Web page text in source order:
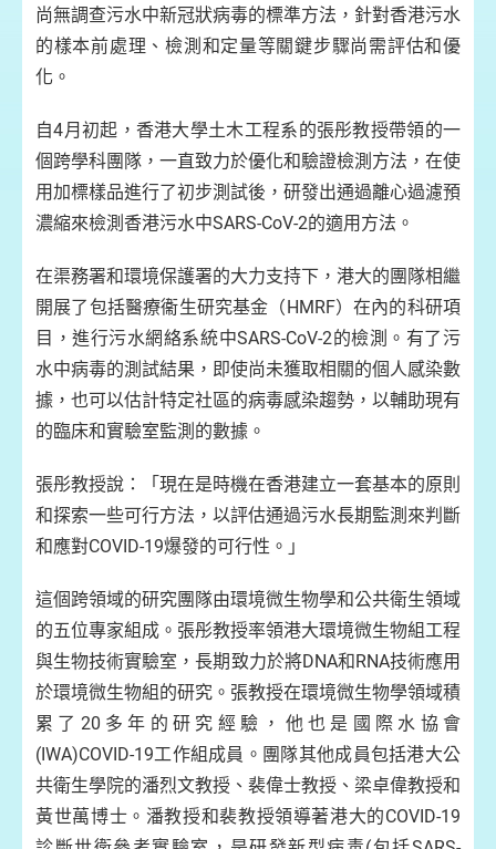
尚無調查污水中新冠狀病毒的標準方法，針對香港污水
的樣本前處理、檢測和定量等關鍵步驟尚需評估和優
化。
自4月初起，香港大學土木工程系的張彤教授帶領的一
個跨學科團隊，一直致力於優化和驗證檢測方法，在使
用加標樣品進行了初步測試後，研發出通過離心過濾預
濃縮來檢測香港污水中SARS-CoV-2的適用方法。
在渠務署和環境保護署的大力支持下，港大的團隊相繼
開展了包括醫療衞生研究基金（HMRF）在內的科研項
目，進行污水網絡系統中SARS-CoV-2的檢測。有了污
水中病毒的測試結果，即使尚未獲取相關的個人感染數
據，也可以估計特定社區的病毒感染趨勢，以輔助現有
的臨床和實驗室監測的數據。
張彤教授說：「現在是時機在香港建立一套基本的原則
和探索一些可行方法，以評估通過污水長期監測來判斷
和應對COVID-19爆發的可行性。」
這個跨領域的研究團隊由環境微生物學和公共衛生領域
的五位專家組成。張彤教授率領港大環境微生物組工程
與生物技術實驗室，長期致力於將DNA和RNA技術應用
於環境微生物組的研究。張教授在環境微生物學領域積
累了20多年的研究經驗，他也是國際水協會
(IWA)COVID-19工作組成員。團隊其他成員包括港大公
共衛生學院的潘烈文教授、裴偉士教授、梁卓偉教授和
黃世萬博士。潘教授和裴教授領導著港大的COVID-19